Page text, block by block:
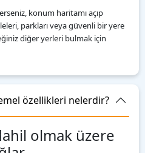
konum haritamı açıp
parkları veya güvenli bir yere
diğer yerleri bulmak için
özellikleri nelerdir?
olmak üzere